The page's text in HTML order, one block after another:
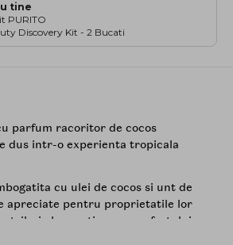
tine
PURITO
Discovery Kit - 2 Bucati
parfum racoritor de cocos
dus intr-o experienta tropicala
cu ulei de cocos si unt de
apreciate pentru proprietatile lor
la mentinerea confortului
Combinatia de ingrediente de